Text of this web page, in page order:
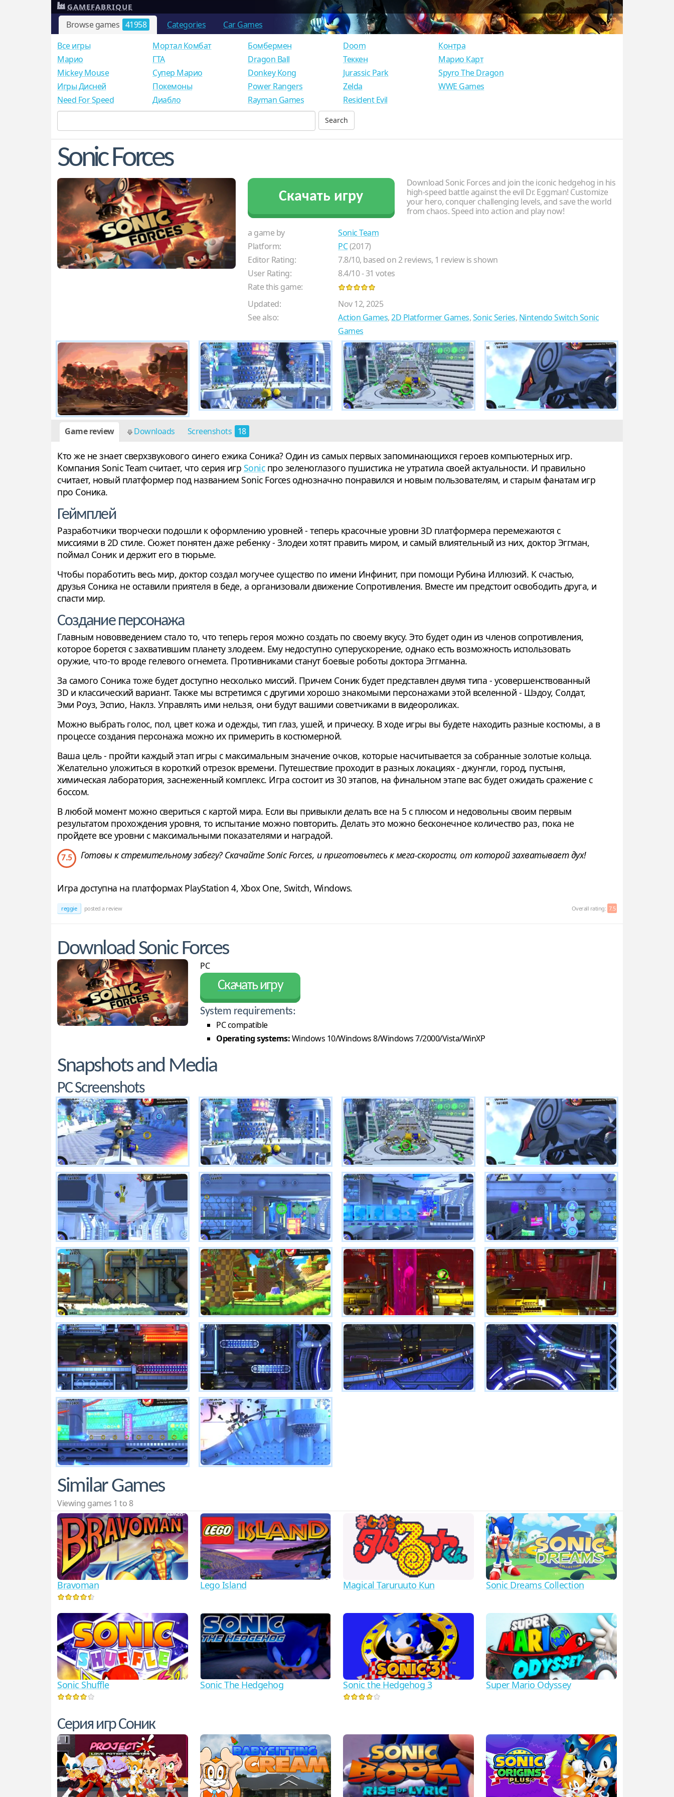
Browse games 41958 Categories Car Games
GAMEFABRIQUE
Все игры
Mарио
Mickey Mouse
Игры Дисней
Need For Speed
Мортал Комбат
ГТА
Супер Марио
Покемоны
Диабло
Бомбермен
Dragon Ball
Donkey Kong
Power Rangers
Rayman Games
Doom
Теккен
Jurassic Park
Zelda
Resident Evil
Контра
Марио Карт
Spyro The Dragon
WWE Games
Sonic Forces
Скачать игру
Download Sonic Forces and join the iconic hedgehog in his
high-speed battle against the evil Dr. Eggman! Customize
your hero, conquer challenging levels, and save the world
from chaos. Speed into action and play now!
a game by
Sonic Team
Platform:
PC(2017)
Editor Rating:
7.8/10, based on2reviews, 1 review is shown
User Rating:
8.4/10-31 votes
Rate this game:
Updated:
Nov 12, 2025
See also:
Action Games,2D Platformer Games,Sonic Series, Nintendo Switch Sonic
Games
Game review Downloads Screenshots 18
Кто же не знает сверхзвукового синего ежика Соника? Один из самых первых запоминающихся героев компьютерных игр.
Компания Sonic Team считает, что серия игр Sonicпро зеленоглазого пушистика не утратила своей актуальности. И правильно
считает, новый платформер под названием Sonic Forces однозначно понравился и новым пользователям, и старым фанатам игр
про Соника.
Геймплей
Разработчики творчески подошли к оформлению уровней - теперь красочные уровни 3D платформера перемежаются с
миссиями в 2D стиле. Сюжет понятен даже ребенку - Злодеи хотят править миром, и самый влиятельный из них, доктор Эггман,
поймал Соник и держит его в тюрьме.
Чтобы поработить весь мир, доктор создал могучее существо по имени Инфинит, при помощи Рубина Иллюзий. К счастью,
друзья Соника не оставили приятеля в беде, а организовали движение Сопротивления. Вместе им предстоит освободить друга, и
спасти мир.
Создание персонажа
Главным нововведением стало то, что теперь героя можно создать по своему вкусу. Это будет один из членов сопротивления,
которое борется с захватившим планету злодеем. Ему недоступно суперускорение, однако есть возможность использовать
оружие, что-то вроде гелевого огнемета. Противниками станут боевые роботы доктора Эггманна.
За самого Соника тоже будет доступно несколько миссий. Причем Соник будет представлен двумя типа - усовершенствованный
3D и классический вариант. Также мы встретимся с другими хорошо знакомыми персонажами этой вселенной - Шэдоу, Солдат,
Эми Роуз, Эспио, Наклз. Управлять ими нельзя, они будут вашими советчиками в видеороликах.
Можно выбрать голос, пол, цвет кожа и одежды, тип глаз, ушей, и прическу. В ходе игры вы будете находить разные костюмы, а в
процессе создания персонажа можно их примерить в костюмерной.
Ваша цель - пройти каждый этап игры с максимальным значение очков, которые насчитывается за собранные золотые кольца.
Желательно уложиться в короткий отрезок времени. Путешествие проходит в разных локациях - джунгли, город, пустыня,
химическая лаборатория, заснеженный комплекс. Игра состоит из 30 этапов, на финальном этапе вас будет ожидать сражение с
боссом.
В любой момент можно свериться с картой мира. Если вы привыкли делать все на 5 с плюсом и недовольны своим первым
результатом прохождения уровня, то испытание можно повторить. Делать это можно бесконечное количество раз, пока не
пройдете все уровни с максимальными показателями и наградой.
7.5 Готовы к стремительному забегу? Скачайте Sonic Forces, и приготовьтесь к мега-скорости, от которой захватывает дух!
Игра доступна на платформах PlayStation 4, Xbox One, Switch, Windows.
reggie posted a review Overall rating: 7.5
Download Sonic Forces
PC
Скачать игру
System requirements:
PC compatible
Operating systems:Windows 10/Windows 8/Windows 7/2000/Vista/WinXP
Snapshots and Media
PC Screenshots
Similar Games
Viewing games 1 to 8
Bravoman Lego Island Magical Taruruuto Kun Sonic Dreams Collection
Sonic Shuffle Sonic The Hedgehog Sonic the Hedgehog 3 Super Mario Odyssey
Серия игр Соник